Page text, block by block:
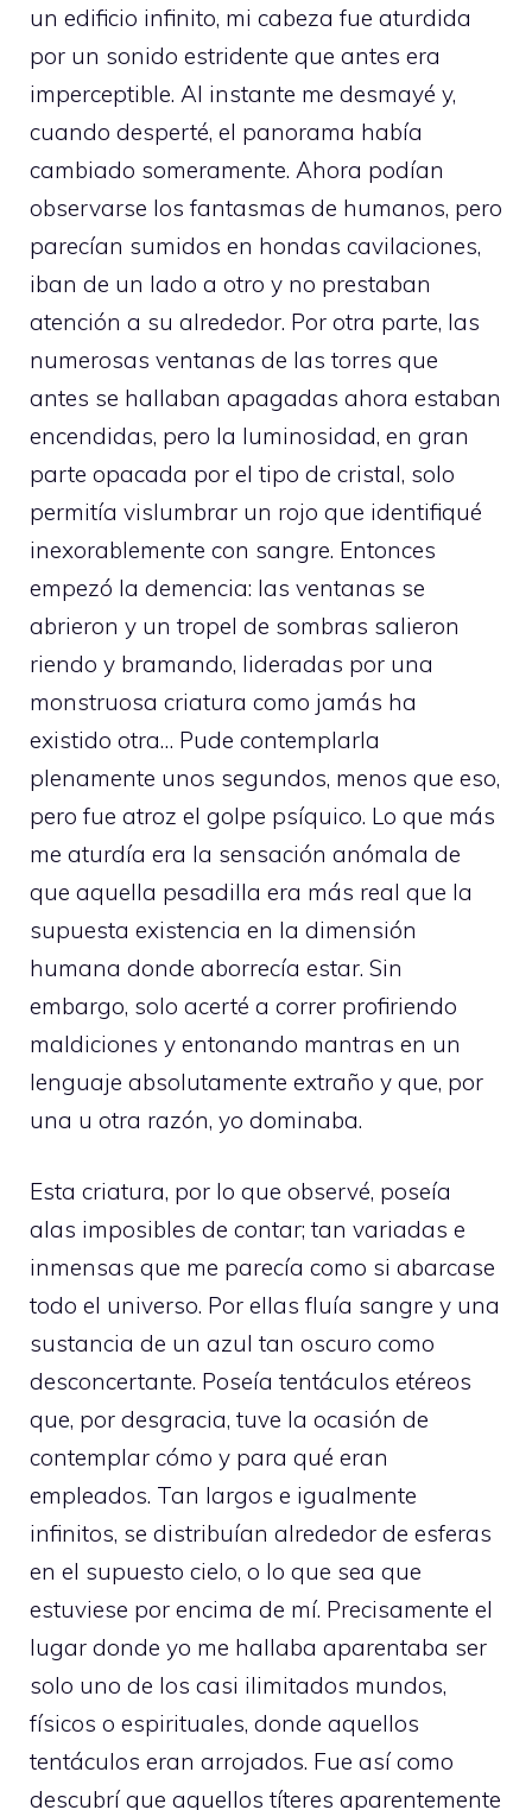
un edificio infinito, mi cabeza fue aturdida
por un sonido estridente que antes era
imperceptible. Al instante me desmayé y,
cuando desperté, el panorama había
cambiado someramente. Ahora podían
observarse los fantasmas de humanos, pero
parecían sumidos en hondas cavilaciones,
iban de un lado a otro y no prestaban
atención a su alrededor. Por otra parte, las
numerosas ventanas de las torres que
antes se hallaban apagadas ahora estaban
encendidas, pero la luminosidad, en gran
parte opacada por el tipo de cristal, solo
permitía vislumbrar un rojo que identifiqué
inexorablemente con sangre. Entonces
empezó la demencia: las ventanas se
abrieron y un tropel de sombras salieron
riendo y bramando, lideradas por una
monstruosa criatura como jamás ha
existido otra… Pude contemplarla
plenamente unos segundos, menos que eso,
pero fue atroz el golpe psíquico. Lo que más
me aturdía era la sensación anómala de
que aquella pesadilla era más real que la
supuesta existencia en la dimensión
humana donde aborrecía estar. Sin
embargo, solo acerté a correr profiriendo
maldiciones y entonando mantras en un
lenguaje absolutamente extraño y que, por
una u otra razón, yo dominaba.
Esta criatura, por lo que observé, poseía
alas imposibles de contar; tan variadas e
inmensas que me parecía como si abarcase
todo el universo. Por ellas fluía sangre y una
sustancia de un azul tan oscuro como
desconcertante. Poseía tentáculos etéreos
que, por desgracia, tuve la ocasión de
contemplar cómo y para qué eran
empleados. Tan largos e igualmente
infinitos, se distribuían alrededor de esferas
en el supuesto cielo, o lo que sea que
estuviese por encima de mí. Precisamente el
lugar donde yo me hallaba aparentaba ser
solo uno de los casi ilimitados mundos,
físicos o espirituales, donde aquellos
tentáculos eran arrojados. Fue así como
descubrí que aquellos títeres aparentemente